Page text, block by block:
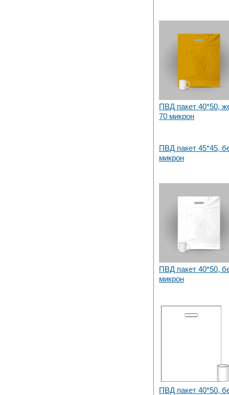
ПВД пакет 40*50,
70 микрон
ПВД пакет 45*45,
микрон
ПВД пакет 40*50,
микрон
ПВД пакет 40*50,